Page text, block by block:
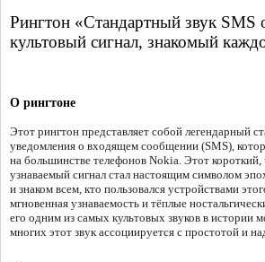
Рингтон «Стандартный звук SMS
культовый сигнал, знакомый
О рингтоне
Этот рингтон представляет собой легендарный
уведомления о входящем сообщении (SMS),
на большинстве телефонов Nokia. Этот короткий,
узнаваемый сигнал стал настоящим символом
и знаком всем, кто пользовался устройствами
мгновенная узнаваемость и тёплые
его одним из самых культовых звуков в истории
многих этот звук ассоциируется с простотой и